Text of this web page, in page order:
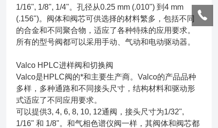
1/16", 1/8", 1/4"。孔径从0.25 mm (.010") 到4 mm
(.156")。阀体和阀芯可供选择的材料繁多，包括不同
的合金和不同聚合物，适应了各种特殊的应用要求。
所有的型号阀都可以采用手动、气动和电动驱动器。
Valco HPLC进样阀和切换阀
Valco是HPLC阀的*和主要生产商。Valco的产品品种
多样，多种通路和不同接头尺寸，结构材料和驱动形
式适应了不同应用要求。
可以提供3, 4, 6, 8, 10, 12通阀，接头尺寸为1/32",
1/16" 和 1/8"。和气相色谱仪阀一样，其阀体和阀芯都